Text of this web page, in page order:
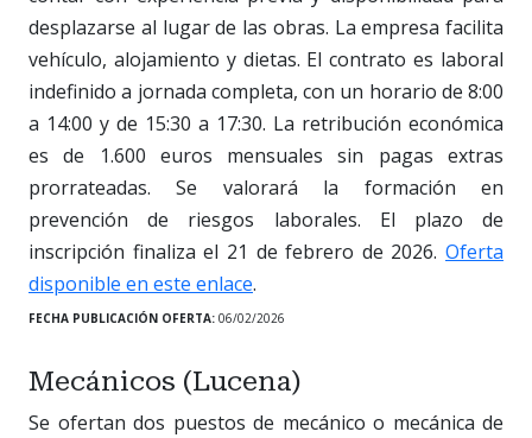
desplazarse al lugar de las obras. La empresa facilita
vehículo, alojamiento y dietas. El contrato es laboral
indefinido a jornada completa, con un horario de 8:00
a 14:00 y de 15:30 a 17:30. La retribución económica
es de 1.600 euros mensuales sin pagas extras
prorrateadas. Se valorará la formación en
prevención de riesgos laborales. El plazo de
inscripción finaliza el 21 de febrero de 2026. Oferta
disponible en este enlace.
FECHA PUBLICACIÓN OFERTA: 06/02/2026
Mecánicos (Lucena)
Se ofertan dos puestos de mecánico o mecánica de